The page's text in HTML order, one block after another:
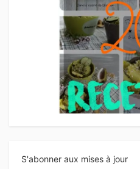
S'abonner aux mises à jour